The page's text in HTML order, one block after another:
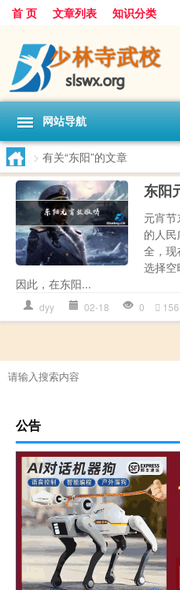
首 页 文章列表 知识分类
网站导航
> 有关“东阳”的文章
东阳
元宵
的人
全，
选择空
因此，在东阳...
dyy 02-18 0 156
公告